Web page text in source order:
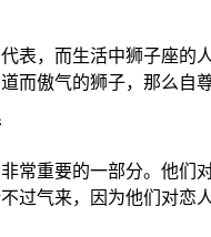
表，而生活中狮子座的
而傲气的狮子，那么自
常重要的一部分。他
过气来，因为他们对